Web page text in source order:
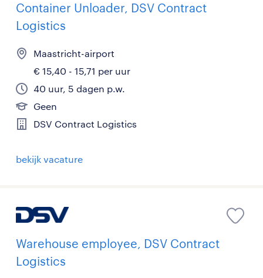
Container Unloader, DSV Contract
Logistics
Maastricht-airport
€ 15,40 - 15,71 per uur
40 uur, 5 dagen p.w.
Geen
DSV Contract Logistics
bekijk vacature
Warehouse employee, DSV Contract
Logistics